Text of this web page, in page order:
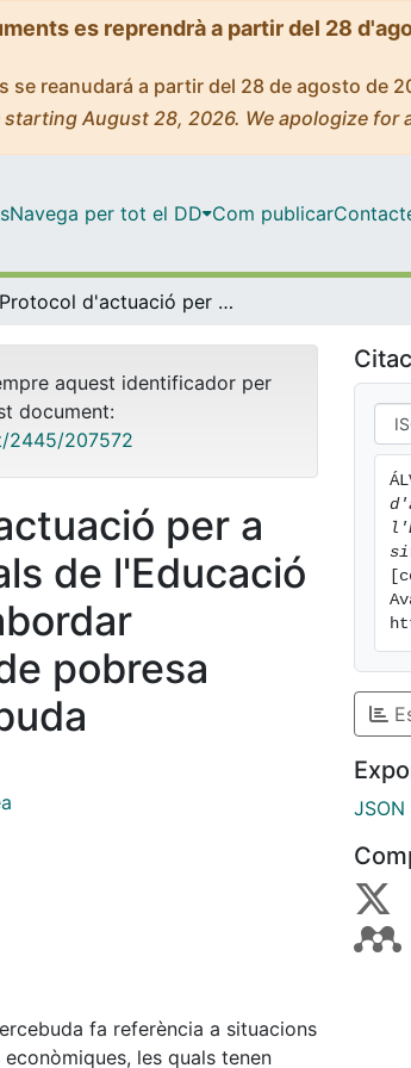
es reprendrà a partir del 28
reanudará a partir del 28 de agosto de
August 28, 2026. We apologize for
Navega per tot el DD Com publicar
Protocol d'actuació per a professionals de l'Educació social per abordar situacions de pobresa desapercebuda
aquest identificador per
document:
2445/207572
per a
de l'Educació
pobresa
fa referència a situacions
les quals tenen
JSON